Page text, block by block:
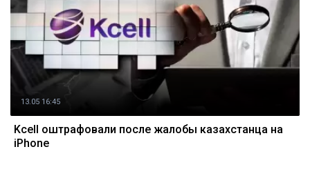
13.05 16:45
Kcell оштрафовали после жалобы казахстанца на
iPhone